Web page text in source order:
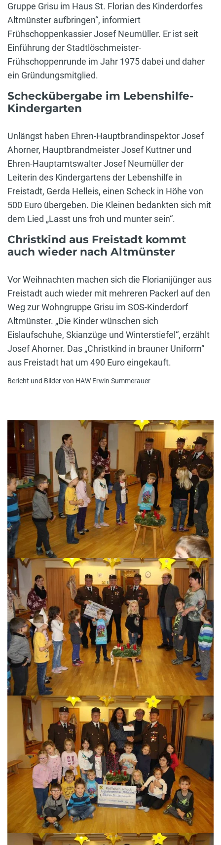
Gruppe Grisu im Haus St. Florian des Kinderdorfes
Altmünster aufbringen“, informiert
Frühschoppenkassier Josef Neumüller. Er ist seit
Einführung der Stadtlöschmeister-
Frühschoppenrunde im Jahr 1975 dabei und daher
ein Gründungsmitglied.
Scheckübergabe im Lebenshilfe-
Kindergarten
Unlängst haben Ehren-Hauptbrandinspektor Josef
Ahorner, Hauptbrandmeister Josef Kuttner und
Ehren-Hauptamtswalter Josef Neumüller der
Leiterin des Kindergartens der Lebenshilfe in
Freistadt, Gerda Helleis, einen Scheck in Höhe von
500 Euro übergeben. Die Kleinen bedankten sich mit
dem Lied „Lasst uns froh und munter sein“.
Christkind aus Freistadt kommt
auch wieder nach Altmünster
Vor Weihnachten machen sich die Florianijünger aus
Freistadt auch wieder mit mehreren Packerl auf den
Weg zur Wohngruppe Grisu im SOS-Kinderdorf
Altmünster. „Die Kinder wünschen sich
Eislaufschuhe, Skianzüge und Winterstiefel“, erzählt
Josef Ahorner. Das „Christkind in brauner Uniform“
aus Freistadt hat um 490 Euro eingekauft.
Bericht und Bilder von HAW Erwin Summerauer